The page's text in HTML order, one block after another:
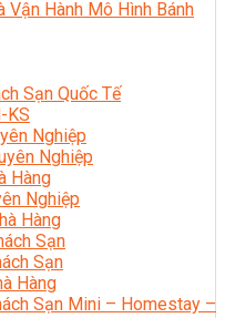
Vận Hành Mô Hình Bánh
Sạn Quốc Tế
KS
Nghiệp
Nghiệp
Hàng
Nghiệp
Hàng
Sạn
Sạn
Hàng
Sạn Mini – Homestay –